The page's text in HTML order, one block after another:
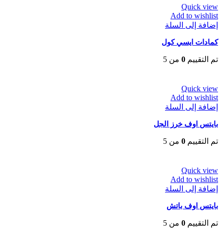
Quick view
Add to wishlist
إضافة إلى السلة
كمادات ايسي كول
تم التقييم 0 من 5
Quick view
Add to wishlist
إضافة إلى السلة
بايتس اوف خرز الجل
تم التقييم 0 من 5
Quick view
Add to wishlist
إضافة إلى السلة
بايتس اوف باتش
تم التقييم 0 من 5